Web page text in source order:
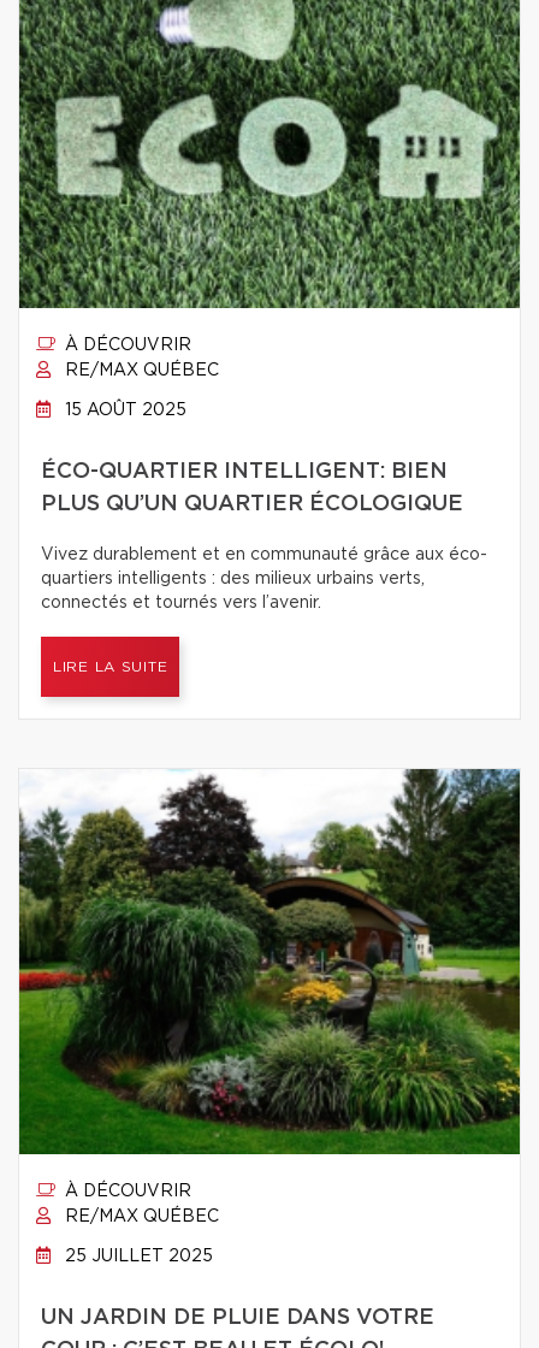
À DÉCOUVRIR
RE/MAX QUÉBEC
15 AOÛT 2025
ÉCO-QUARTIER INTELLIGENT: BIEN
PLUS QU’UN QUARTIER ÉCOLOGIQUE
Vivez durablement et en communauté grâce aux éco-
quartiers intelligents : des milieux urbains verts,
connectés et tournés vers l’avenir.
LIRE LA SUITE
À DÉCOUVRIR
RE/MAX QUÉBEC
25 JUILLET 2025
UN JARDIN DE PLUIE DANS VOTRE